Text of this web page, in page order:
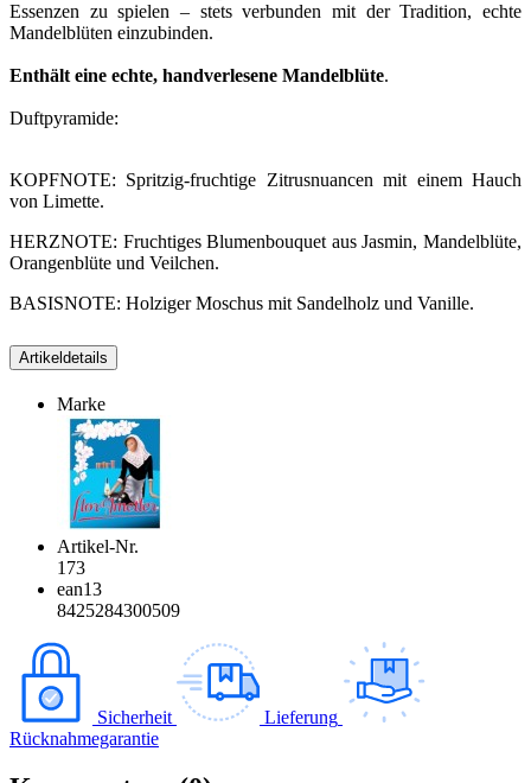
Essenzen zu spielen – stets verbunden mit der Tradition, echte
Mandelblüten einzubinden.
Enthält eine echte, handverlesene Mandelblüte.
Duftpyramide:
KOPFNOTE: Spritzig-fruchtige Zitrusnuancen mit einem Hauch
von Limette.
HERZNOTE: Fruchtiges Blumenbouquet aus Jasmin, Mandelblüte,
Orangenblüte und Veilchen.
BASISNOTE: Holziger Moschus mit Sandelholz und Vanille.
Artikeldetails
Marke
Artikel-Nr.
173
ean13
8425284300509
Sicherheit
Lieferung
Rücknahmegarantie